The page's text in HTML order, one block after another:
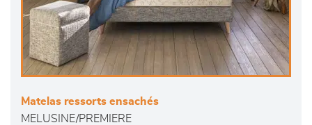
Matelas ressorts ensachés
MELUSINE/PREMIERE